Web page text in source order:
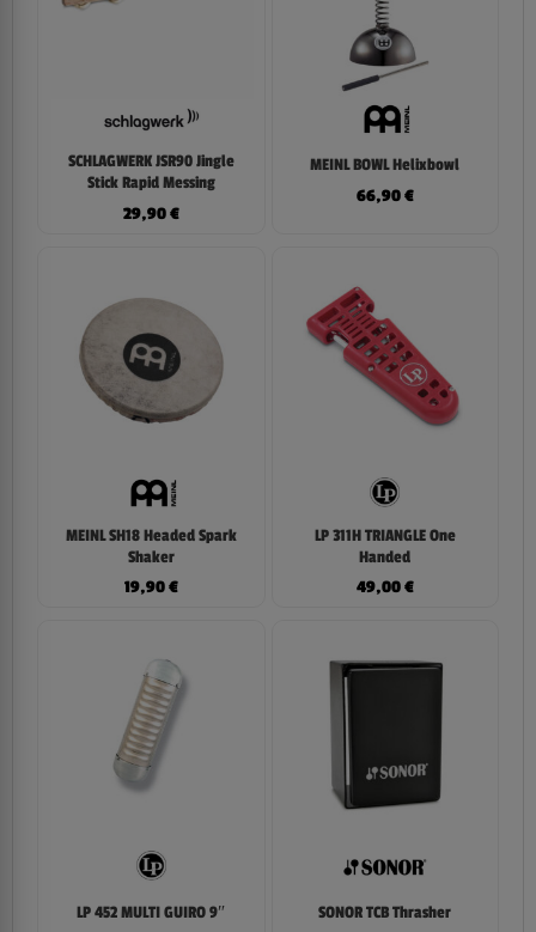
SCHLAGWERK JSR90 Jingle
Stick Rapid Messing
29,90€
MEINL BOWL Helixbowl
66,90€
MEINL SH18 Headed Spark
Shaker
19,90€
LP 311H TRIANGLE One
Handed
49,00€
LP 452 MULTI GUIRO 9″
SONOR TCB Thrasher